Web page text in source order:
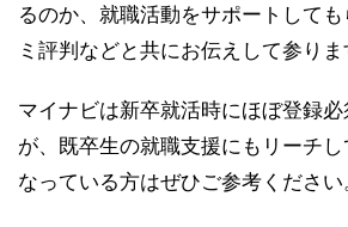
るのか、就職活動をサポートして
ミ評判などと共にお伝えして参りま
マイナビは新卒就活時にほぼ登録
が、既卒生の就職支援にもリーチ
なっている方はぜひご参考ください